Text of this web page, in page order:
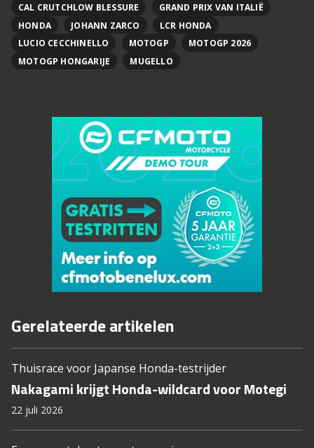
CAL CRUTCHLOW BLESSURE
GRAND PRIX VAN ITALIË
HONDA
JOHANN ZARCO
LCR HONDA
LUCIO CECCHINELLO
MOTOGP
MOTOGP 2026
MOTOGP HONGARIJE
MUGELLO
Gerelateerde artikelen
Thuisrace voor Japanse Honda-testrijder
Nakagami krijgt Honda-wildcard voor Motegi
22 juli 2026